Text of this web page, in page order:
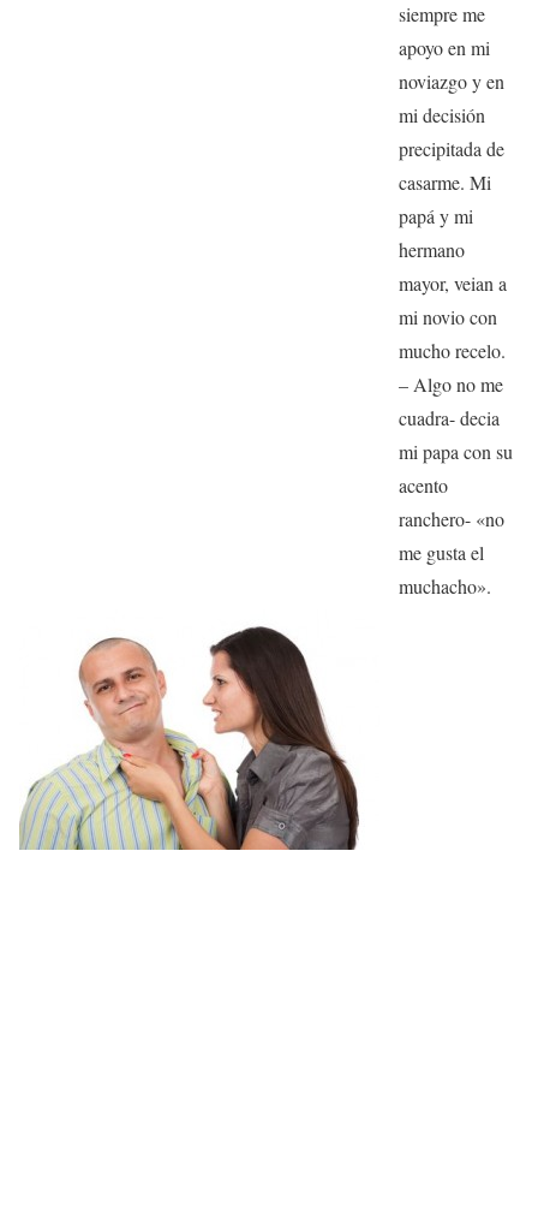
siempre me
apoyo en mi
noviazgo y en
mi decisión
precipitada de
casarme. Mi
papá y mi
hermano
mayor, veian a
mi novio con
mucho recelo.
– Algo no me
cuadra- decia
mi papa con su
acento
ranchero- «no
me gusta el
muchacho».